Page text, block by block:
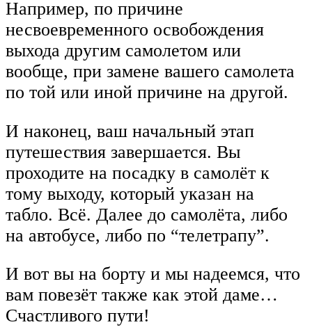
Например, по причине
несвоевременного освобождения
выхода другим самолетом или
вообще, при замене вашего самолета
по той или иной причине на другой.
И наконец, ваш начальный этап
путешествия завершается. Вы
проходите на посадку в самолёт к
тому выходу, который указан на
табло. Всё. Далее до самолёта, либо
на автобусе, либо по “телетрапу”.
И вот вы на борту и мы надеемся, что
вам повезёт также как этой даме…
Счастливого пути!